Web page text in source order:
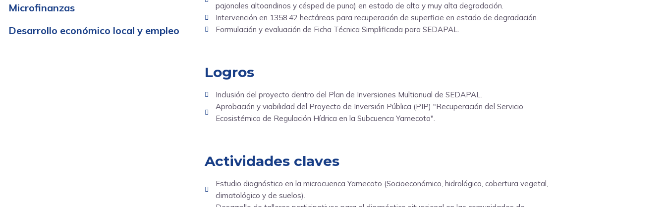
Microfinanzas
Desarrollo económico local y empleo
pajonales altoandinos y césped de puna) en estado de alta y muy alta degradación.
Intervención en 1358.42 hectáreas para recuperación de superficie en estado de degradación.
Formulación y evaluación de Ficha Técnica Simplificada para SEDAPAL.
Logros
Inclusión del proyecto dentro del Plan de Inversiones Multianual de SEDAPAL.
Aprobación y viabilidad del Proyecto de Inversión Pública (PIP) "Recuperación del Servicio
Ecosistémico de Regulación Hídrica en la Subcuenca Yamecoto".
Actividades claves
Estudio diagnóstico en la microcuenca Yamecoto (Socioeconómico, hidrológico, cobertura vegetal,
climatológico y de suelos).